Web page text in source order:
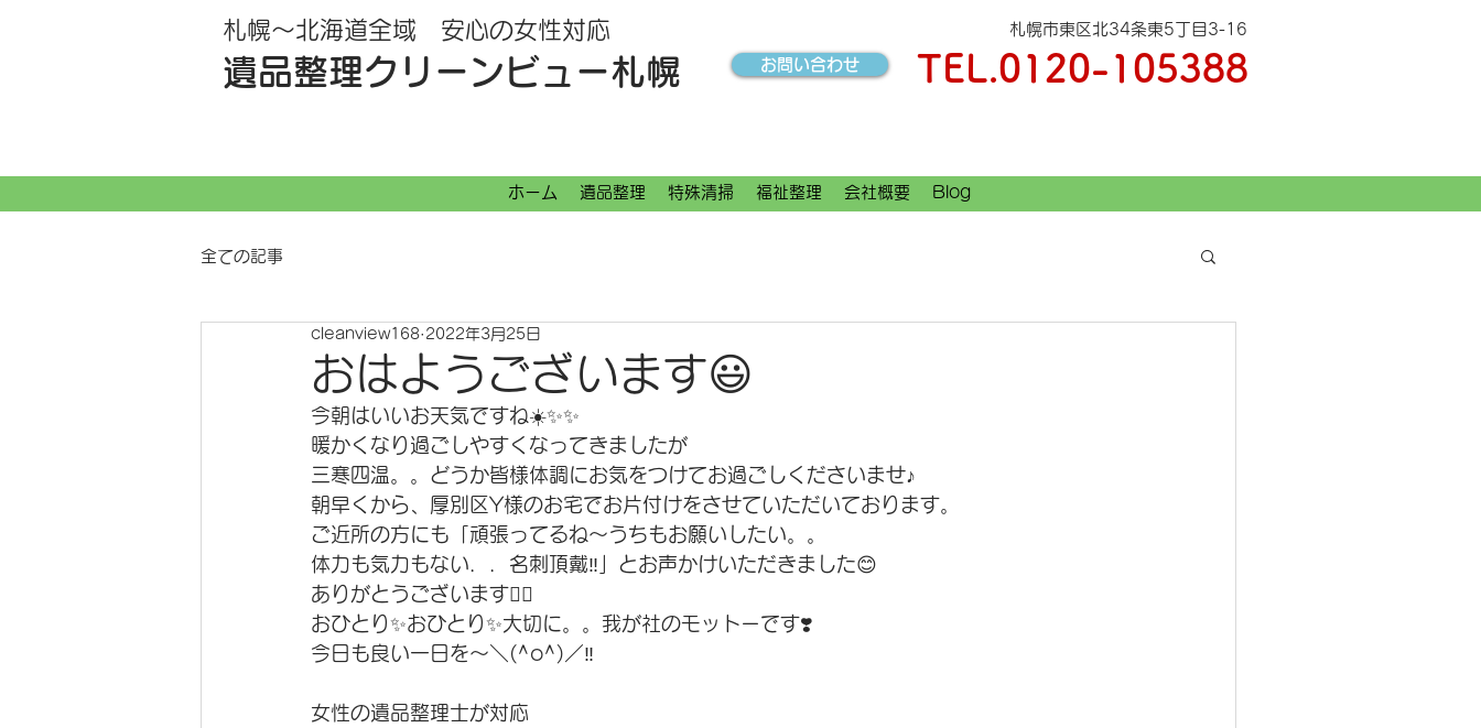
遺品整理クリーンビュー札幌
札幌～北海道全域 安心の女性対応 札幌市東区北34条東5丁目3-16
お問い合わせ TEL.0120-105388
ホーム 遺品整理 特殊清掃 福祉整理 会社概要 Blog
全ての記事
おはようございます😃
cleanview168 2022年3月25日
今朝はいいお天気ですね☀️✨✨
暖かくなり過ごしやすくなってきましたが
三寒四温。。どうか皆様体調にお気をつけてお過ごしくださいませ♪
朝早くから、厚別区Y様のお宅でお片付けをさせていただいております。
ご近所の方にも「頑張ってるね〜うちもお願いしたい。。
体力も気力もない．．名刺頂戴‼︎」とお声かけいただきました😊
ありがとうございます🙇‍♂️
おひとり✨おひとり✨大切に。。我が社のモットーです❣️
今日も良い一日を〜＼(^o^)／‼️
女性の遺品整理士が対応